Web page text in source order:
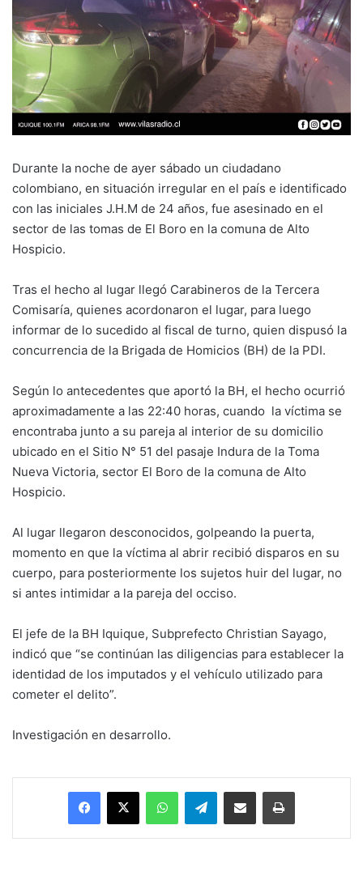
Durante la noche de ayer sábado un ciudadano
colombiano, en situación irregular en el país e identificado
con las iniciales J.H.M de 24 años, fue asesinado en el
sector de las tomas de El Boro en la comuna de Alto
Hospicio.
Tras el hecho al lugar llegó Carabineros de la Tercera
Comisaría, quienes acordonaron el lugar, para luego
informar de lo sucedido al fiscal de turno, quien dispusó la
concurrencia de la Brigada de Homicios (BH) de la PDI.
Según lo antecedentes que aportó la BH, el hecho ocurrió
aproximadamente a las 22:40 horas, cuando la víctima se
encontraba junto a su pareja al interior de su domicilio
ubicado en el Sitio N° 51 del pasaje Indura de la Toma
Nueva Victoria, sector El Boro de la comuna de Alto
Hospicio.
Al lugar llegaron desconocidos, golpeando la puerta,
momento en que la víctima al abrir recibió disparos en su
cuerpo, para posteriormente los sujetos huir del lugar, no
si antes intimidar a la pareja del occiso.
El jefe de la BH Iquique, Subprefecto Christian Sayago,
indicó que “se continúan las diligencias para establecer la
identidad de los imputados y el vehículo utilizado para
cometer el delito”.
Investigación en desarrollo.
Facebook
X WhatsAppTelegramEnviar vía email Imprimir